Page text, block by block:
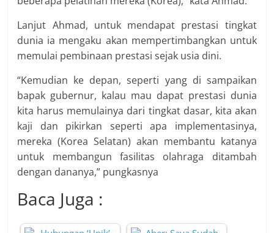
Lanjut Ahmad, untuk mendapat prestasi tingkat
dunia ia mengaku akan mempertimbangkan untuk
memulai pembinaan prestasi sejak usia dini.
“Kemudian ke depan, seperti yang di sampaikan
bapak gubernur, kalau mau dapat prestasi dunia
kita harus memulainya dari tingkat dasar, kita akan
kaji dan pikirkan seperti apa implementasinya,
mereka (Korea Selatan) akan membantu katanya
untuk membangun fasilitas olahraga ditambah
dengan dananya,” pungkasnya
Baca Juga :